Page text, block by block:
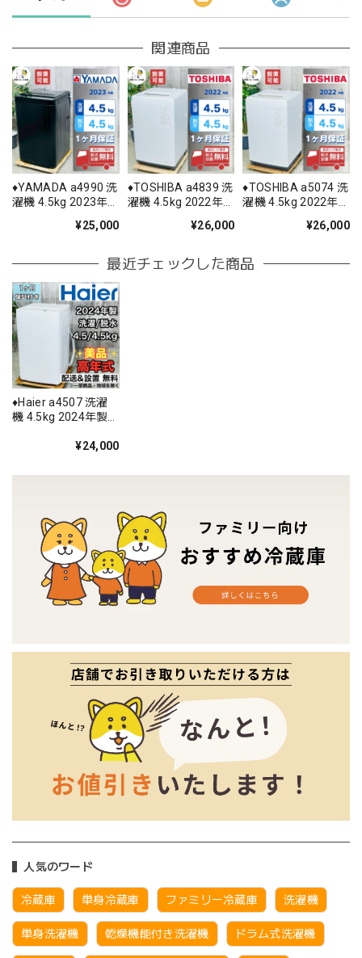
人気のワード
冷蔵庫 単身冷蔵庫 ファミリー冷蔵庫 洗濯機
単身洗濯機 乾燥機能付き洗濯機 ドラム式洗濯機
関連商品
♦️YAMADA a4990 洗
濯機 4.5kg 2023年
¥25,000
♦️TOSHIBA a4839 洗
濯機 4.5kg 2022年
¥26,000
♦️TOSHIBA a5074 洗
濯機 4.5kg 2022年
¥26,000
最近チェックした商品
♦️Haier a4507 洗濯
機 4.5kg 2024年製
¥24,000